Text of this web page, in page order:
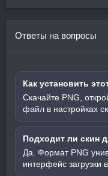
Ответы на вопросы
Как установить
Скачайте PNG,
файл в настройках
Подходит ли скин
Да. Формат PNG
интерфейс загрузки